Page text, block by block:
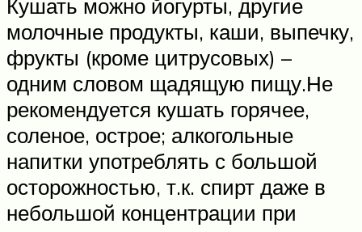
Кушать можно йогурты, другие
молочные продукты, каши, выпечку,
фрукты (кроме цитрусовых) –
одним словом щадящую пищу.Не
рекомендуется кушать горячее,
соленое, острое; алкогольные
напитки употреблять с большой
осторожностью, т.к. спирт даже в
небольшой концентрации при